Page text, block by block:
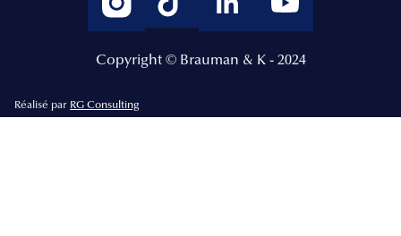
Copyright © Brauman & K - 2024
Réalisé par RG Consulting